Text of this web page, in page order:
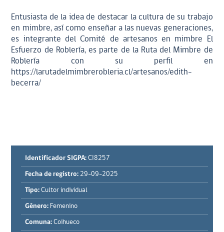
Entusiasta de la idea de destacar la cultura de su trabajo
en mimbre, así como enseñar a las nuevas generaciones,
es integrante del Comité de artesanos en mimbre El
Esfuerzo de Roblería, es parte de la Ruta del Mimbre de
Roblería con su perfil en
https://larutadelmimbrerobleria.cl/artesanos/edith-
becerra/
Identificador SIGPA: CI8257
Fecha de registro: 29-09-2025
Tipo: Cultor individual
Género: Femenino
Comuna: Coihueco